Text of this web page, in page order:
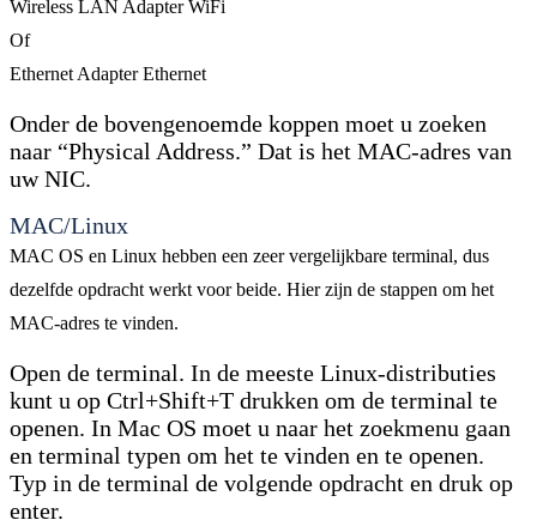
Wireless LAN Adapter WiFi
Of
Ethernet Adapter Ethernet
Onder de bovengenoemde koppen moet u zoeken
naar “Physical Address.” Dat is het MAC-adres van
uw NIC.
MAC/Linux
MAC OS en Linux hebben een zeer vergelijkbare terminal, dus
dezelfde opdracht werkt voor beide. Hier zijn de stappen om het
MAC-adres te vinden.
Open de terminal. In de meeste Linux-distributies
kunt u op Ctrl+Shift+T drukken om de terminal te
openen. In Mac OS moet u naar het zoekmenu gaan
en terminal typen om het te vinden en te openen.
Typ in de terminal de volgende opdracht en druk op
enter.